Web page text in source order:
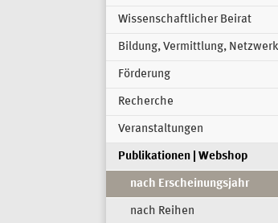
Wissenschaftlicher Beirat
Bildung, Vermittlung,
Förderung
Recherche
Veranstaltungen
Publikationen | Webshop
nach Erscheinungsjahr
nach Reihen